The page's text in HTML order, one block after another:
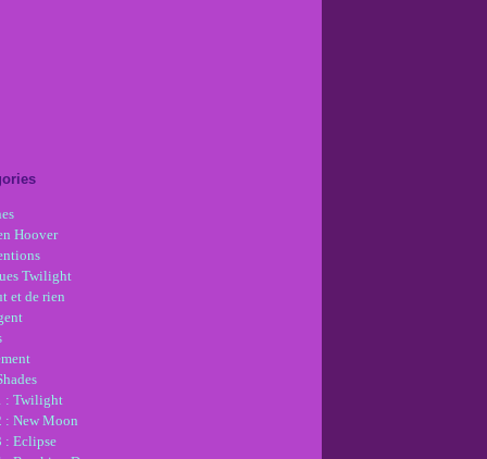
Hoover
Twilight
et de rien
: Twilight
: New Moon
: Eclipse